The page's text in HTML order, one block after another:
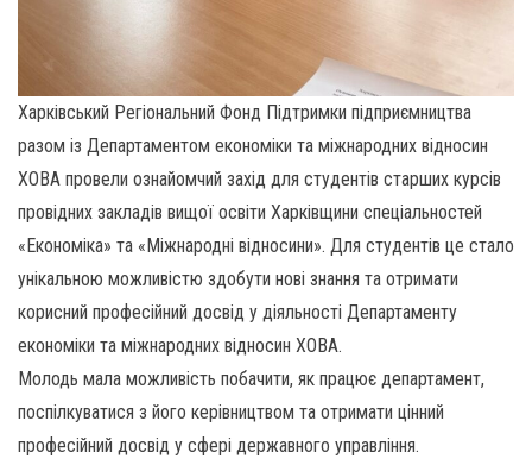
Харківський Регіональний Фонд Підтримки підприємництва
разом із Департаментом економіки та міжнародних відносин
ХОВА провели ознайомчий захід для студентів старших курсів
провідних закладів вищої освіти Харківщини спеціальностей
«Економіка» та «Міжнародні відносини». Для студентів це стало
унікальною можливістю здобути нові знання та отримати
корисний професійний досвід у діяльності Департаменту
економіки та міжнародних відносин ХОВА.
Молодь мала можливість побачити, як працює департамент,
поспілкуватися з його керівництвом та отримати цінний
професійний досвід у сфері державного управління.